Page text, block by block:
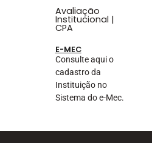
Avaliação
Institucional |
CPA
E-MEC
Consulte aqui o
cadastro da
Instituição no
Sistema do e-Mec.